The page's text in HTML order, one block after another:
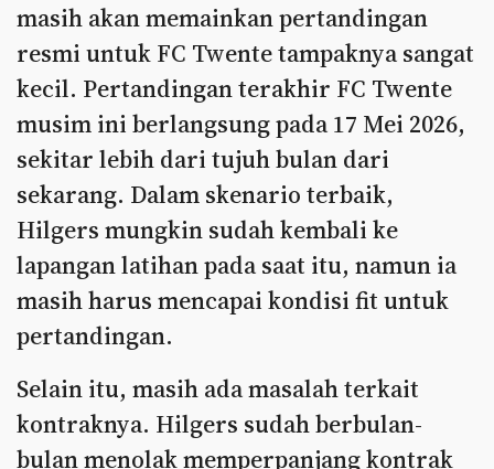
masih akan memainkan pertandingan
resmi untuk FC Twente tampaknya sangat
kecil. Pertandingan terakhir FC Twente
musim ini berlangsung pada 17 Mei 2026,
sekitar lebih dari tujuh bulan dari
sekarang. Dalam skenario terbaik,
Hilgers mungkin sudah kembali ke
lapangan latihan pada saat itu, namun ia
masih harus mencapai kondisi fit untuk
pertandingan.
Selain itu, masih ada masalah terkait
kontraknya. Hilgers sudah berbulan-
bulan menolak memperpanjang kontrak